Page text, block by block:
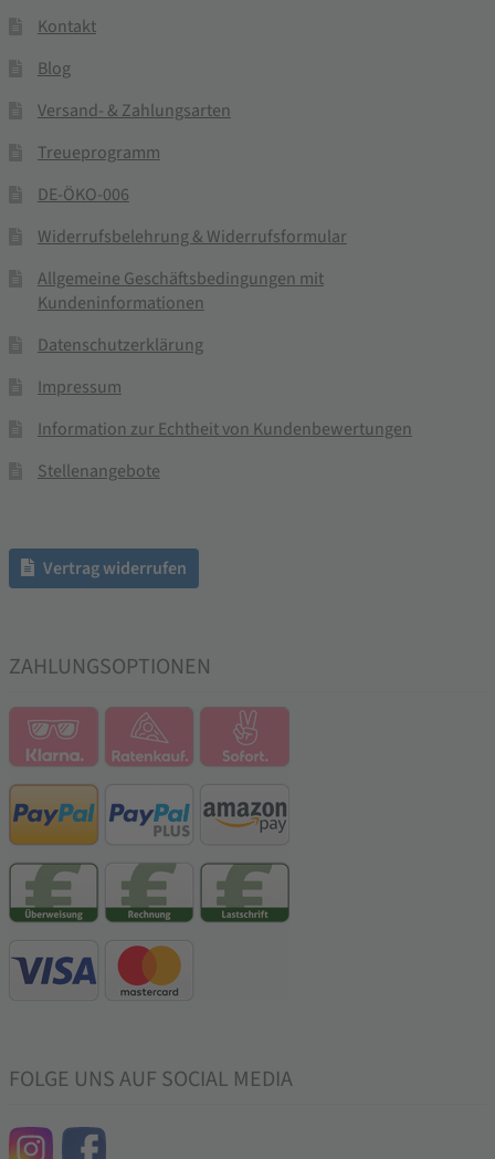
Kontakt
Blog
Versand- & Zahlungsarten
Treueprogramm
DE-ÖKO-006
Widerrufsbelehrung & Widerrufsformular
Allgemeine Geschäftsbedingungen mit
Kundeninformationen
Datenschutzerklärung
Impressum
Information zur Echtheit von Kundenbewertungen
Stellenangebote
Vertrag widerrufen
ZAHLUNGSOPTIONEN
FOLGE UNS AUF SOCIAL MEDIA